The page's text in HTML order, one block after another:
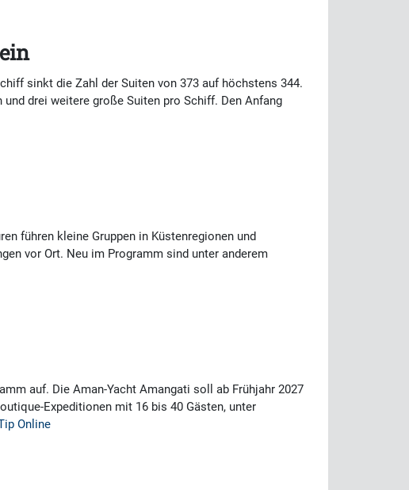
sinkt die Zahl der Suiten von 373 auf höchstens 344.
drei weitere große Suiten pro Schiff. Den Anfang
führen kleine Gruppen in Küstenregionen und
vor Ort. Neu im Programm sind unter anderem
auf. Die Aman-Yacht Amangati soll ab Frühjahr 2027
Expeditionen mit 16 bis 40 Gästen, unter
Online